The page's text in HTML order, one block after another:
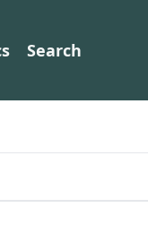
Search